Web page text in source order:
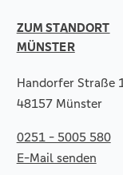
ZUM STANDORT
MÜNSTER
Handorfer Straße
48157 Münster
0251 - 5005 580
E-Mail senden